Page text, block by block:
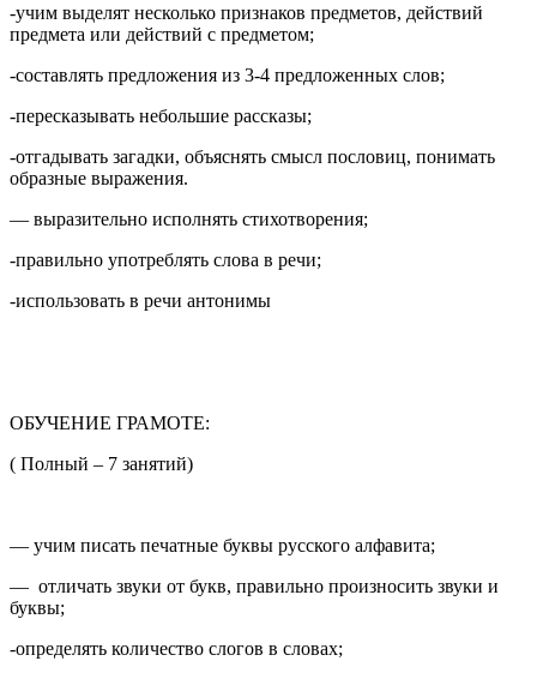
-учим выделят несколько признаков предметов, действий
предмета или действий с предметом;
-составлять предложения из 3-4 предложенных слов;
-пересказывать небольшие рассказы;
-отгадывать загадки, объяснять смысл пословиц, понимать
образные выражения.
— выразительно исполнять стихотворения;
-правильно употреблять слова в речи;
-использовать в речи антонимы
ОБУЧЕНИЕ ГРАМОТЕ:
( Полный – 7 занятий)
— учим писать печатные буквы русского алфавита;
— отличать звуки от букв, правильно произносить звуки и
буквы;
-определять количество слогов в словах;